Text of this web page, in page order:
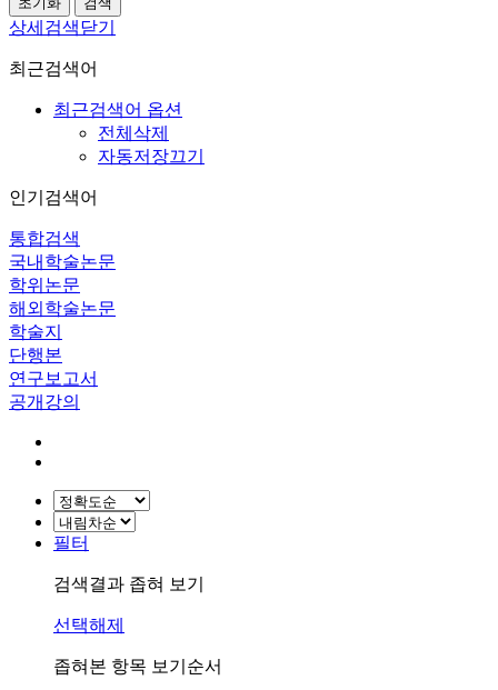
상세검색닫기
최근검색어
최근검색어 옵션
전체삭제
자동저장끄기
인기검색어
통합검색
국내학술논문
학위논문
해외학술논문
학술지
단행본
연구보고서
공개강의
필터
검색결과 좁혀 보기
선택해제
좁혀본 항목 보기순서